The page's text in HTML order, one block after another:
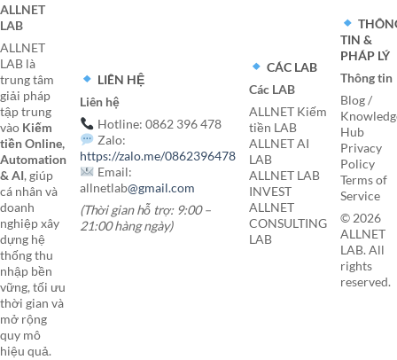
ALLNET
LAB
ALLNET
LAB là
trung tâm
giải pháp
tập trung
vào Kiếm
tiền Online,
Automation
& AI, giúp
cá nhân và
doanh
nghiệp xây
dựng hệ
thống thu
nhập bền
vững, tối ưu
thời gian và
mở rộng
quy mô
hiệu quả.
LIÊN HỆ
Liên hệ
Hotline: 0862 396 478
Zalo:
https://zalo.me/0862396478
Email:
allnetlab@gmail.com
(Thời gian hỗ trợ: 9:00 –
21:00 hàng ngày)
CÁC LAB
Các LAB
ALLNET Kiếm
tiền LAB
ALLNET AI
LAB
ALLNET LAB
INVEST
ALLNET
CONSULTING
LAB
TIN &
PHÁP LÝ
Thông tin
Blog /
Hub
Privacy
Policy
Terms of
Service
© 2026
ALLNET
LAB. All
rights
reserved.